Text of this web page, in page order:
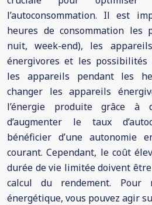
l’autoconsommation. Il est
heures de consommation les
nuit, week-end), les
énergivores et les possibilités
les appareils pendant les
changer les appareils
l’énergie produite grâce à
d’augmenter le taux
bénéficier d’une autonomie
courant. Cependant, le coût
durée de vie limitée doivent
calcul du rendement. Pour
énergétique, vous pouvez agir